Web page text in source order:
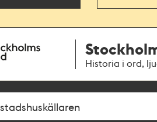
Historia i ord,